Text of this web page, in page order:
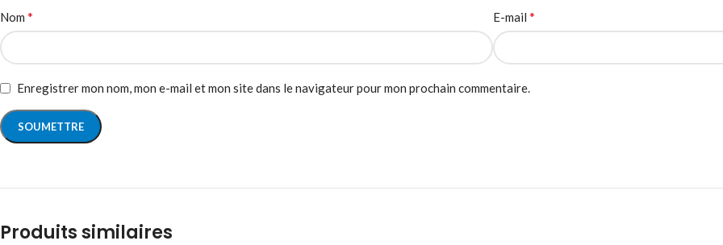
Nom * E-mail *
Enregistrer mon nom, mon e-mail et mon site dans le navigateur pour mon prochain commentaire.
Produits similaires